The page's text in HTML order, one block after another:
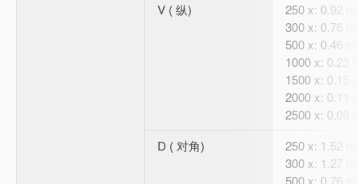
V ( 纵)
250 x: 0.92
300 x: 0.76
500 x: 0.46
1000 x: 0.23
1500 x: 0.15
2000 x: 0.11
2500 x: 0.09
D ( 对角)
250 x: 1.52
300 x: 1.27
500 x: 0.76